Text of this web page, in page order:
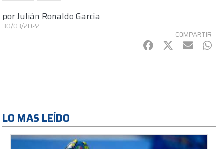
porJulián Ronaldo García
30/03/2022
COMPARTIR
Facebook
Twitter
mail
LO MAS LEÍDO